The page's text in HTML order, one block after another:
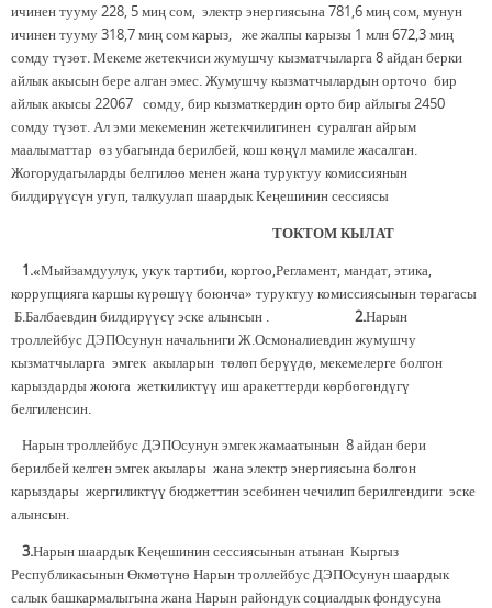
ичинен тууму 228, 5 миң сом, электр энергиясына 781,6 миң сом, мунун
ичинен тууму 318,7 миң сом карыз, же жалпы карызы 1 млн 672,3 миң
сомду түзөт. Мекеме жетекчиси жумушчу кызматчыларга 8 айдан берки
айлык акысын бере алган эмес. Жумушчу кызматчылардын орточо бир
айлык акысы 22067 сомду, бир кызматкердин орто бир айлыгы 2450
сомду түзөт. Ал эми мекеменин жетекчилигинен суралган айрым
маалыматтар өз убагында берилбей, кош көңүл мамиле жасалган.
Жогорудагыларды белгилөө менен жана туруктуу комиссиянын
билдирүүсүн угуп, талкуулап шаардык Кеңешинин сессиясы
ТОКТОМ КЫЛАТ
1.«Мыйзамдуулук, укук тартиби, коргоо,Регламент, мандат, этика,
коррупцияга каршы күрөшүү боюнча» туруктуу комиссиясынын төрагасы
Б.Балбаевдин билдирүүсү эске алынсын . 2.Нарын
троллейбус ДЭПОсунун начальниги Ж.Осмоналиевдин жумушчу
кызматчыларга эмгек акыларын төлөп берүүдө, мекемелерге болгон
карыздарды жоюга жеткиликтүү иш аракеттерди көрбөгөндүгү
белгиленсин.
Нарын троллейбус ДЭПОсунун эмгек жамаатынын 8 айдан бери
берилбей келген эмгек акылары жана электр энергиясына болгон
карыздары жергиликтүү бюджеттин эсебинен чечилип берилгендиги эске
алынсын.
3.Нарын шаардык Кеңешинин сессиясынын атынан Кыргыз
Республикасынын Өкмөтүнө Нарын троллейбус ДЭПОсунун шаардык
салык башкармалыгына жана Нарын райондук социалдык фондусуна